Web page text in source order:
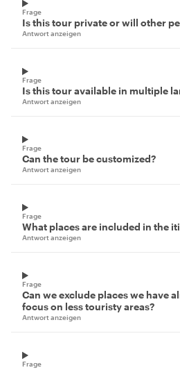
Frage
Is this tour private or will other
Antwort anzeigen
Frage
Is this tour available in multiple
Antwort anzeigen
Frage
Can the tour be customized?
Antwort anzeigen
Frage
What places are included in the
Antwort anzeigen
Frage
Can we exclude places we have
focus on less touristy areas?
Antwort anzeigen
Frage